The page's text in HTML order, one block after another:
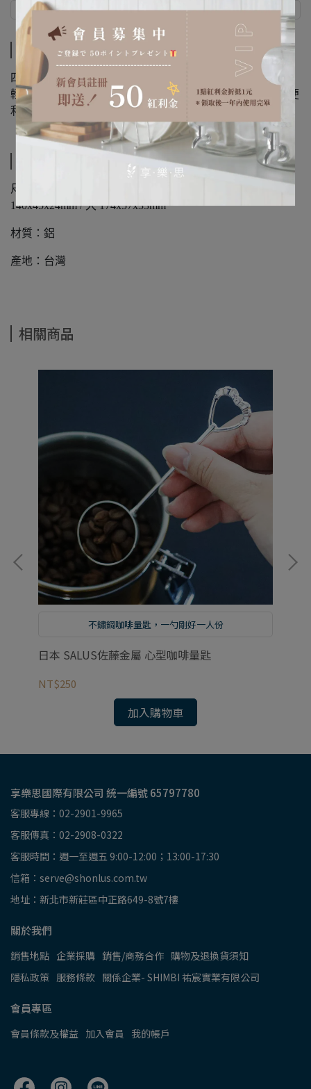
商品介紹 規格說明
商品介紹
四種尺寸方便舀取咖啡豆、穀物或乾糧。
輕巧耐用、鏟口順手，簡約俐落設計，讓收納與取用都更便
利乾淨。
尺寸：迷你 82x29x14mm / 小 130x43x23mm / 中
140x45x24mm / 大 174x57x33mm
材質：鋁
產地：台灣
相關商品
不鏽鋼咖啡量匙，一勺剛好一人份
日本 SALUS佐藤金屬 心型咖啡量匙
NT$250
加入購物車
享樂思國際有限公司 統一編號 65797780
客服專線：02-2901-9965
客服傳真：02-2908-0322
客服時間：週一至週五 9:00-12:00；13:00-17:30
信箱：serve@shonlus.com.tw
地址：新北市新莊區中正路649-8號7樓
關於我們
銷售地點 企業採購 銷售/商務合作 購物及退換貨須知
隱私政策 服務條款 關係企業- SHIMBI 祐宸實業有限公司
會員專區
會員條款及權益 加入會員 我的帳戶